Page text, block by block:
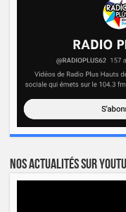
Nos actualités sur